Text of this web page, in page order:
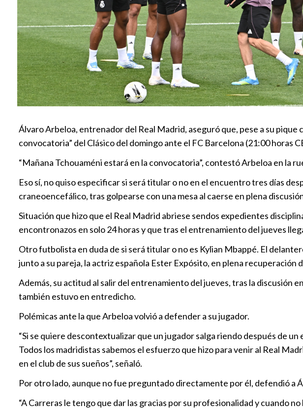
Álvaro Arbeloa, entrenador del Real Madrid, aseguró que, pese a su
convocatoria” del Clásico del domingo ante el FC Barcelona (21:00 horas
“Mañana Tchouaméni estará en la convocatoria”, contestó Arbeloa en la
Eso sí, no quiso especificar si será titular o no en el encuentro tres días
craneoencefálico, tras golpearse con una mesa al caerse en plena
Situación que hizo que el Real Madrid abriese sendos expedientes
encontronazos en solo 24 horas y que tras el entrenamiento del jueves
Otro futbolista en duda de si será titular o no es Kylian Mbappé. El
junto a su pareja, la actriz española Ester Expósito, en plena
Además, su actitud al salir del entrenamiento del jueves, tras la discusión
también estuvo en entredicho.
Polémicas ante la que Arbeloa volvió a defender a su jugador.
“Si se quiere descontextualizar que un jugador salga riendo después de
Todos los madridistas sabemos el esfuerzo que hizo para venir al Real
en el club de sus sueños”, señaló.
Por otro lado, aunque no fue preguntado directamente por él, defendió
“A Carreras le tengo que dar las gracias por su profesionalidad y cuando